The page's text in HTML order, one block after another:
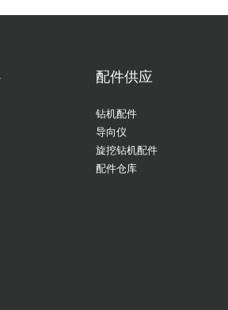
配件供应
钻机配件
导向仪
旋挖钻机配件
配件仓库